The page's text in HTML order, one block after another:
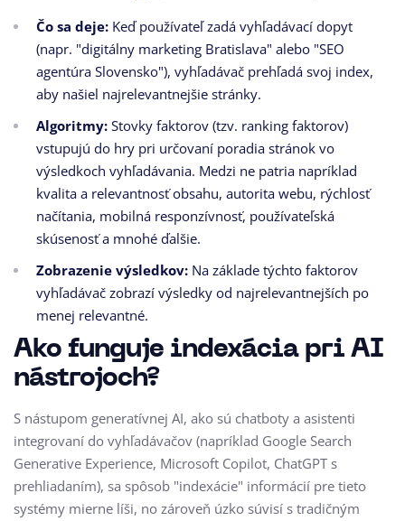
Čo sa deje: Keď používateľ zadá vyhľadávací dopyt
(napr. "digitálny marketing Bratislava" alebo "SEO
agentúra Slovensko"), vyhľadávač prehľadá svoj index,
aby našiel najrelevantnejšie stránky.
Algoritmy: Stovky faktorov (tzv. ranking faktorov)
vstupujú do hry pri určovaní poradia stránok vo
výsledkoch vyhľadávania. Medzi ne patria napríklad
kvalita a relevantnosť obsahu, autorita webu, rýchlosť
načítania, mobilná responzívnosť, používateľská
skúsenosť a mnohé ďalšie.
Zobrazenie výsledkov: Na základe týchto faktorov
vyhľadávač zobrazí výsledky od najrelevantnejších po
menej relevantné.
Ako funguje indexácia pri AI
nástrojoch?
S nástupom generatívnej AI, ako sú chatboty a asistenti
integrovaní do vyhľadávačov (napríklad Google Search
Generative Experience, Microsoft Copilot, ChatGPT s
prehliadaním), sa spôsob "indexácie" informácií pre tieto
systémy mierne líši, no zároveň úzko súvisí s tradičným